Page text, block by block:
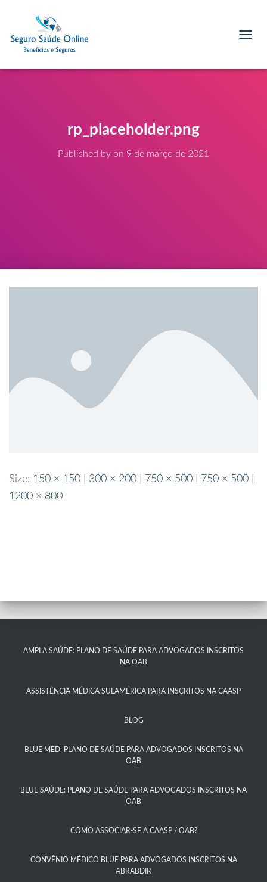
rp_placeholder.png
Published by on 9 de março de 2021
Size: 150 × 150 300 × 200 750 × 500 750 × 500
1200 × 800
AMPLA SAÚDE: PLANO DE SAÚDE PARA ADVOGADOS INSCRITOS
NA OAB
ASSISTÊNCIA MÉDICA SULAMÉRICA PARA INSCRITOS NA CAASP​
BLOG
BLUE MED: PLANO DE SAÚDE PARA ADVOGADOS INSCRITOS NA
OAB
BLUE SAÚDE: PLANO DE SAÚDE PARA ADVOGADOS INSCRITOS NA
OAB​
COMO ASSOCIAR-SE A CAASP / OAB?​
CONVÊNIO MÉDICO BLUE PARA ADVOGADOS INSCRITOS NA
ABRABDIR